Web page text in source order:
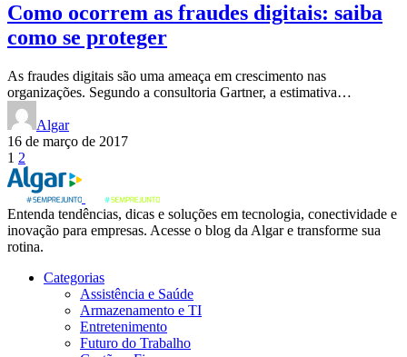
Como ocorrem as fraudes digitais: saiba
como se proteger
As fraudes digitais são uma ameaça em crescimento nas
organizações. Segundo a consultoria Gartner, a estimativa…
Algar
16 de março de 2017
Paginação
de
posts
1 2
Entenda tendências, dicas e soluções em tecnologia, conectividade e
inovação para empresas. Acesse o blog da Algar e transforme sua
rotina.
Categorias
Assistência e Saúde
Armazenamento e TI
Entretenimento
Futuro do Trabalho